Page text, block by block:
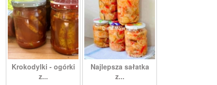
Krokodylki - ogórki
z...
Najlepsza sałatka
z...